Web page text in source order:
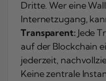
Dritte. Wer eine
Internetzugang,
Transparent:Jede
auf der Blockchain
jederzeit,
Keine zentrale